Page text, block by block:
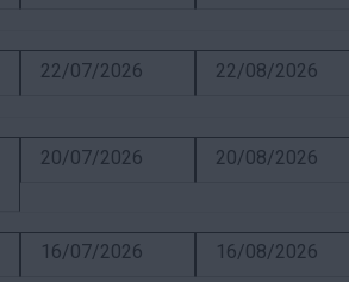
22/07/2026 22/08/2026
20/07/2026 20/08/2026
16/07/2026 16/08/2026